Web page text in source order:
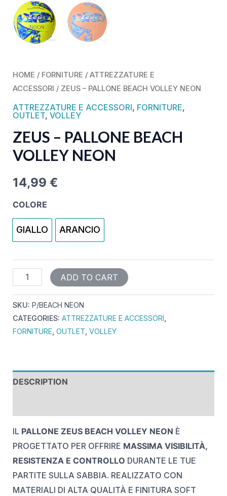
HOME / FORNITURE / ATTREZZATURE E
ACCESSORI / ZEUS – PALLONE BEACH VOLLEY NEON
ATTREZZATURE E ACCESSORI, FORNITURE,
OUTLET, VOLLEY
ZEUS – PALLONE BEACH
VOLLEY NEON
14,99 €
COLORE
GIALLO ARANCIO
ADD TO CART
SKU: P/BEACH NEON
CATEGORIES: ATTREZZATURE E ACCESSORI
FORNITURE OUTLET VOLLEY
DESCRIPTION
IL PALLONE ZEUS BEACH VOLLEY NEON È
PROGETTATO PER OFFRIRE MASSIMA VISIBILITÀ,
RESISTENZA E CONTROLLO DURANTE LE TUE
PARTITE SULLA SABBIA. REALIZZATO CON
MATERIALI DI ALTA QUALITÀ E FINITURA SOFT